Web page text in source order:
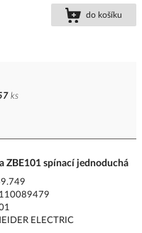
do košíku
ks
ZBE101 spínací jednoduchá
ELECTRIC